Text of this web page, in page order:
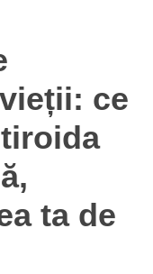
ce
ta de